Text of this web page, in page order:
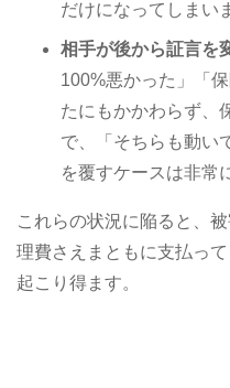
だけになってしまい
相手が後から証言を
100%悪かった」「
たにもかかわらず、
で、「そちらも動い
を覆すケースは非常
これらの状況に陥ると、
理費さえまともに支払っ
起こり得ます。